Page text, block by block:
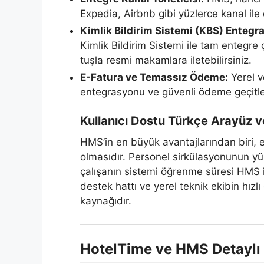
Expedia, Airbnb gibi yüzlerce kanal
Kimlik Bildirim Sistemi (KBS)
Kimlik Bildirim Sistemi ile tam entegre
tuşla resmi makamlara iletebilirsiniz.
E-Fatura ve Temassız Ödeme: Yerel
entegrasyonu ve güvenli ödeme
Kullanıcı Dostu Türkçe Arayüz
HMS’in en büyük avantajlarından biri,
olmasıdır. Personel sirkülasyonunun
çalışanın sistemi öğrenme süresi
destek hattı ve yerel teknik ekibin
kaynağıdır.
HotelTime ve HMS Detaylı